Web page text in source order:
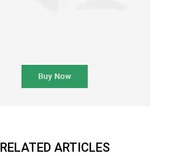
RELATED ARTICLES